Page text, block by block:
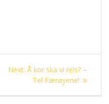
Next: Next
post:
Å kor ska vi reis? –
Tel Færøyene!